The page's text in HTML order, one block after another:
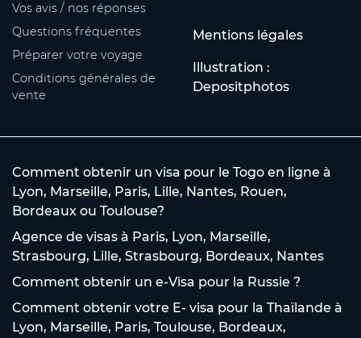
Vos avis / nos réponses
Questions fréquentes
Préparer votre voyage
Conditions générales de
vente
Mentions légales
Illustration :
Depositphotos
Comment obtenir un visa pour le Togo en ligne à
Lyon, Marseille, Paris, Lille, Nantes, Rouen,
Bordeaux ou Toulouse?
Agence de visas à Paris, Lyon, Marseille,
Strasbourg, Lille, Strasbourg, Bordeaux, Nantes
Comment obtenir un e-Visa pour la Russie ?
Comment obtenir votre E- visa pour la Thaïlande à
Lyon, Marseille, Paris, Toulouse, Bordeaux,